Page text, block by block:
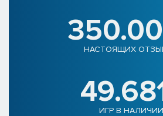
НАСТОЯЩИХ
ИГР В НАЛИЧИИ